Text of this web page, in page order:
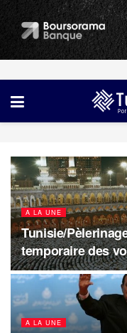
A LA UNE
Tunisie/
temporaire des
A LA UNE